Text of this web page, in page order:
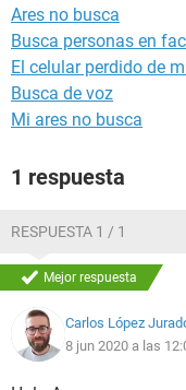
Ares no busca
Busca personas en
El celular perdido de
Busca de voz
Mi ares no busca
1 respuesta
RESPUESTA 1 / 1
Mejor respuesta
Carlos López
8 jun 2020 a las